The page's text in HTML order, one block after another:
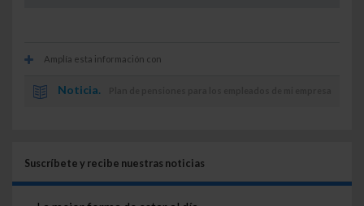
Amplía esta información con
Noticia.
Suscríbete y recibe nuestras noticias